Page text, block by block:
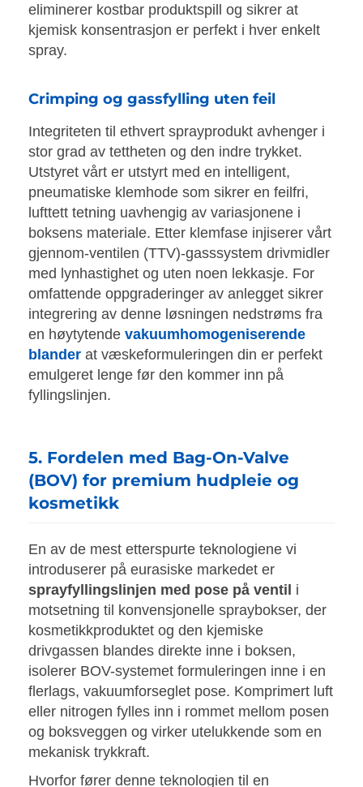
eliminerer kostbar produktspill og sikrer at
kjemisk konsentrasjon er perfekt i hver enkelt
spray.
Crimping og gassfylling uten feil
Integriteten til ethvert sprayprodukt avhenger i
stor grad av tettheten og den indre trykket.
Utstyret vårt er utstyrt med en intelligent,
pneumatiske klemhode som sikrer en feilfri,
lufttett tetning uavhengig av variasjonene i
boksens materiale. Etter klemfase injiserer vårt
gjennom-ventilen (TTV)-gasssystem drivmidler
med lynhastighet og uten noen lekkasje. For
omfattende oppgraderinger av anlegget sikrer
integrering av denne løsningen nedstrøms fra
en høytytende vakuumhomogeniserende
blander at væskeformuleringen din er perfekt
emulgeret lenge før den kommer inn på
fyllingslinjen.
5. Fordelen med Bag-On-Valve
(BOV) for premium hudpleie og
kosmetikk
En av de mest etterspurte teknologiene vi
introduserer på eurasiske markedet er
sprayfyllingslinjen med pose på ventil i
motsetning til konvensjonelle spraybokser, der
kosmetikkproduktet og den kjemiske
drivgassen blandes direkte inne i boksen,
isolerer BOV-systemet formuleringen inne i en
flerlags, vakuumforseglet pose. Komprimert luft
eller nitrogen fylles inn i rommet mellom posen
og boksveggen og virker utelukkende som en
mekanisk trykkraft.
Hvorfor fører denne teknologien til en